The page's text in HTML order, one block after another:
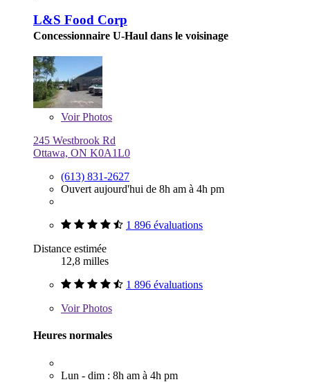
L&S Food Corp
Concessionnaire U-Haul dans le voisinage
VoirPhotos
245 Westbrook Rd
Ottawa, ON K0A1L0
(613) 831-2627
Ouvert aujourd'hui de 8h am à 4h pm
1 896 évaluations
Distance estimée
12,8 milles
1 896 évaluations
VoirPhotos
Heures normales
Lun - dim : 8h am à 4h pm